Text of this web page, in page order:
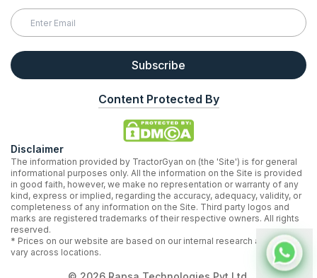
Subscribe
Content Protected By
Disclaimer
The information provided by TractorGyan on (the 'Site') is for general
informational purposes only. All the information on the Site is provided
in good faith, however, we make no representation or warranty of any
kind, express or implied, regarding the accuracy, adequacy, validity, or
completeness of any information on the Site. Third party logos and
marks are registered trademarks of their respective owners. All rights
reserved.
* Prices on our website are based on our internal research and may
vary across locations.